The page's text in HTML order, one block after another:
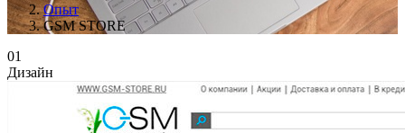
Опыт
GSM STORE
01
Дизайн